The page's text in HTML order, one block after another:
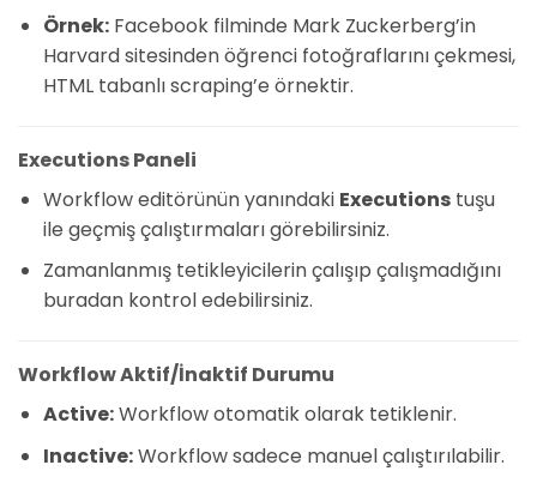
Örnek:Facebook filminde Mark Zuckerberg’in
Harvard sitesinden öğrenci fotoğraflarını çekmesi,
HTML tabanlı scraping’e örnektir.
Executions Paneli
Workflow editörünün yanındaki Executionstuşu
ile geçmiş çalıştırmaları görebilirsiniz.
Zamanlanmış tetikleyicilerin çalışıp çalışmadığını
buradan kontrol edebilirsiniz.
Workflow Aktif/İnaktif Durumu
Active:Workflow otomatik olarak tetiklenir.
Inactive:Workflow sadece manuel çalıştırılabilir.